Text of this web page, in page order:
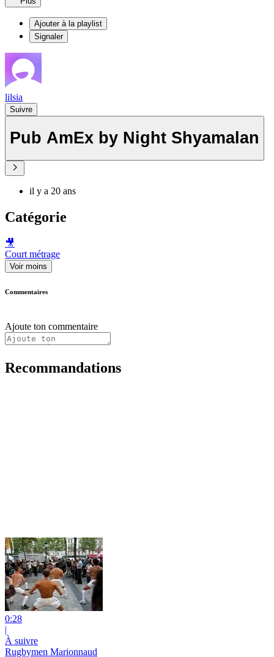
Ajouter à la playlist
Signaler
lilsia
Suivre
Pub AmEx by Night Shyamalan
il y a 20 ans
Catégorie
🎥
Court métrage
Voir moins
Commentaires
Ajoute ton commentaire
Recommandations
0:28
|
À suivre
Rugbymen Marionnaud